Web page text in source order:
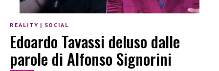
REALITY | SOCIAL
Edoardo Tavassi deluso dalle
parole di Alfonso Signorini